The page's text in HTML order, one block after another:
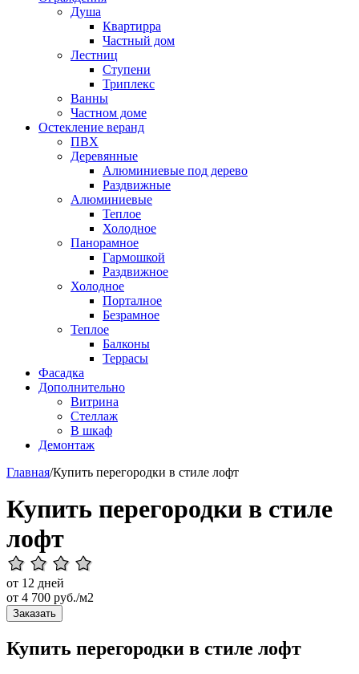
Душа
Квартирра
Частный дом
Лестниц
Ступени
Триплекс
Ванны
Частном доме
Остекление веранд
ПВХ
Деревянные
Алюминиевые под дерево
Раздвижные
Алюминиевые
Теплое
Холодное
Панорамное
Гармошкой
Раздвижное
Холодное
Порталное
Безрамное
Теплое
Балконы
Террасы
Фасадка
Дополнительно
Витрина
Стеллаж
В шкаф
Демонтаж
Главная/Купить перегородки в стиле лофт
Купить перегородки в стиле
лофт
от 12 дней
от 4 700 руб./м2
Заказать
Купить перегородки в стиле лофт